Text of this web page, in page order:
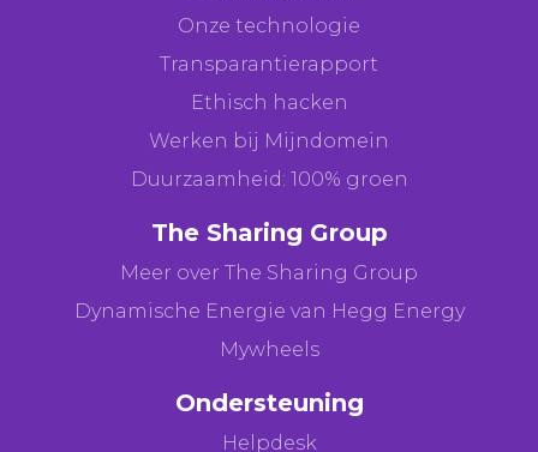
Onze technologie
Transparantierapport
Ethisch hacken
Werken bij Mijndomein
Duurzaamheid: 100% groen
The Sharing Group
Meer over The Sharing Group
Dynamische Energie van Hegg Energy
Mywheels
Ondersteuning
Helpdesk